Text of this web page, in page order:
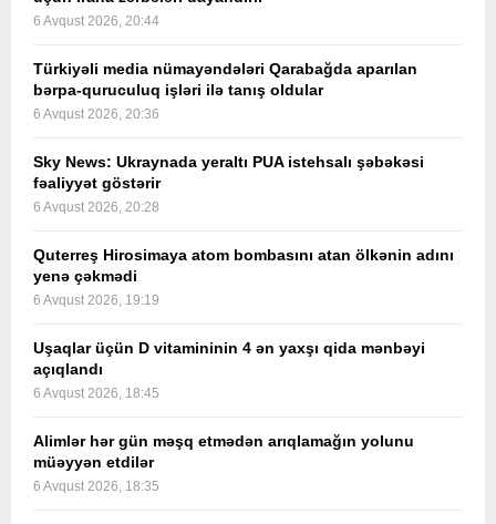
6 Avqust 2026, 20:44
Türkiyəli media nümayəndələri Qarabağda aparılan
bərpa-quruculuq işləri ilə tanış oldular
6 Avqust 2026, 20:36
Sky News: Ukraynada yeraltı PUA istehsalı şəbəkəsi
fəaliyyət göstərir
6 Avqust 2026, 20:28
Quterreş Hirosimaya atom bombasını atan ölkənin adını
yenə çəkmədi
6 Avqust 2026, 19:19
Uşaqlar üçün D vitamininin 4 ən yaxşı qida mənbəyi
açıqlandı
6 Avqust 2026, 18:45
Alimlər hər gün məşq etmədən arıqlamağın yolunu
müəyyən etdilər
6 Avqust 2026, 18:35